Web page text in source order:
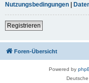
Nutzungsbedingungen |
Registrieren
Foren-Übersicht
Powered by